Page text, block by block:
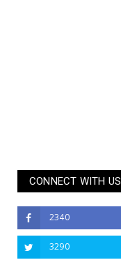
CONNECT WITH US
2340
3290